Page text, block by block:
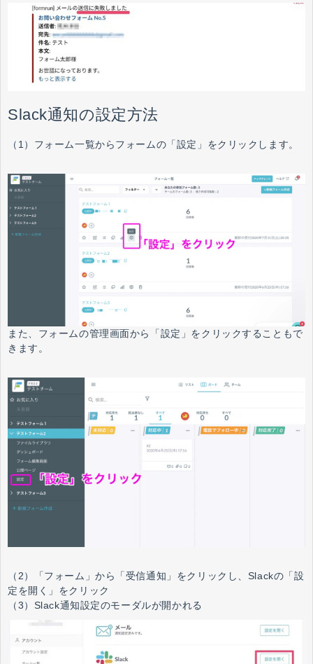
Slack通知の設定方法
（1）フォーム一覧からフォームの「設定」をクリックします。
また、フォームの管理画面から「設定」をクリックすることもで
きます。
（2）「フォーム」から「受信通知」をクリックし、Slackの「設
定を開く」をクリック
（3）Slack通知設定のモーダルが開かれる